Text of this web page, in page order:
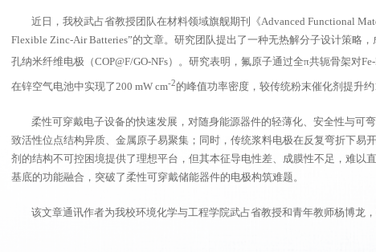
近日，我校武占省教授团队在材料领域旗舰期刊《Advanced Functional
Flexible Zinc-Air Batteries”的文章。研究团队提出了一种无热解分子设计策略
孔纳米纤维电极（COP@F/GO-NFs）。研究表明，氟原子通过全π共轭骨架对
在锌空气电池中实现了200 mW cm-2的峰值功率密度，较传统粉末催化剂提升
柔性可穿戴电子设备的快速发展，对随身能源器件的轻薄化、安全性与可
致活性位点结构异质、金属原子易聚集；同时，传统浆料电极在反复弯折下易
剂的结构不可控困境提供了理想平台，但其本征导电性差、成膜性不足，难
基底的功能融合，突破了柔性可穿戴储能器件的电极构筑难题。
该文章通讯作者为我校环境化学与工程学院武占省教授和青年教师杨博龙